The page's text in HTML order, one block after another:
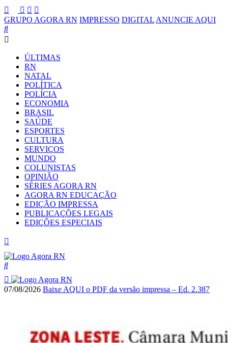
GRUPO AGORA RN IMPRESSO DIGITAL ANUNCIE AQUI
ÚLTIMAS
RN
NATAL
POLÍTICA
POLÍCIA
ECONOMIA
BRASIL
SAÚDE
ESPORTES
CULTURA
SERVIÇOS
MUNDO
COLUNISTAS
OPINIÃO
SÉRIES AGORA RN
AGORA RN EDUCAÇÃO
EDIÇÃO IMPRESSA
PUBLICAÇÕES LEGAIS
EDIÇÕES ESPECIAIS
07/08/2026 Baixe AQUI o PDF da versão impressa – Ed. 2.387